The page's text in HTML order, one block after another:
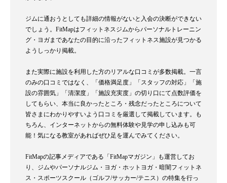
ジムに通おうとしても詳細の情報がないと入会の決断ができない
でしょう。FitMapはフィットネスジムからパーソナルトレーニン
グ・ヨガまであなたの目的に沿ったフィットネス施設が見つかる
ようしっかり掲載。
また実際に施設を利用した方のリアルな口コミが多数掲載。一言
のみの口コミではなく、「価格満足度」「スタッフの対応」「施
設の雰囲気」「清潔度」「施設充実度」の切り口にて点数評価を
してもらい、本当に良かったところ・残念だったところについて
皆さまにわかりやすいよう口コミを厳選して掲載しています。も
ちろん、インターネットからの無料体験や見学の申し込みも可
能！気になる教室があればぜひ足を運んでみてください。
FitMapの記事メディアである「FitMapマガジン」も運営してお
り、ジムやパーソナルジム・ヨガ・ホットヨガ・暗闇フィットネ
ス・スポーツスクール（ゴルフ/サッカー/テニス）の特集を行っ